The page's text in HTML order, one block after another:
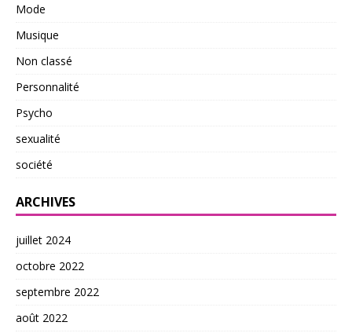
Mode
Musique
Non classé
Personnalité
Psycho
sexualité
société
ARCHIVES
juillet 2024
octobre 2022
septembre 2022
août 2022